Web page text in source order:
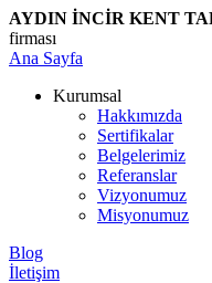
AYDIN İNCİR KENT
firması
Ana Sayfa
Kurumsal
Hakkımızda
Sertifikalar
Belgelerimiz
Referanslar
Vizyonumuz
Misyonumuz
Blog
İletişim